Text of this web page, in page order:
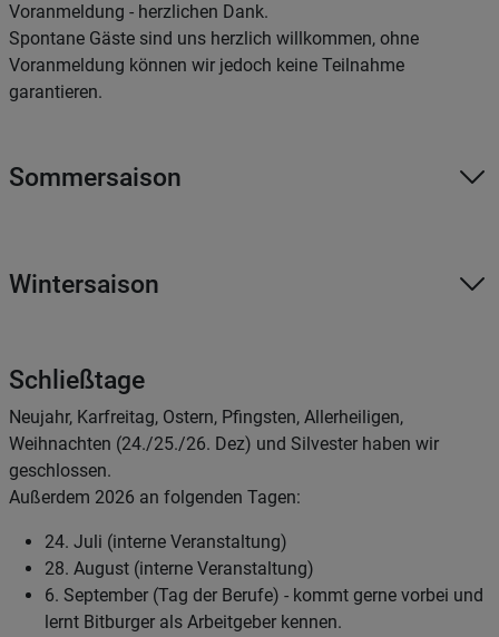
Voranmeldung - herzlichen Dank.
Spontane Gäste sind uns herzlich willkommen, ohne
Voranmeldung können wir jedoch keine Teilnahme
garantieren.
Sommersaison
Wintersaison
Schließtage
Neujahr, Karfreitag, Ostern, Pfingsten, Allerheiligen,
Weihnachten (24./25./26. Dez) und Silvester haben wir
geschlossen.
Außerdem 2026 an folgenden Tagen:
24. Juli (interne Veranstaltung)
28. August (interne Veranstaltung)
6. September (Tag der Berufe) - kommt gerne vorbei und
lernt Bitburger als Arbeitgeber kennen.